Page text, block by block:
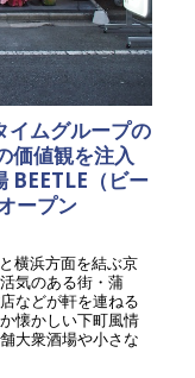
イムグループの
価値観を注入
BEETLE（ビー
ープン
横浜方面を結ぶ京
気のある街・蒲
などが軒を連ねる
懐かしい下町風情
大衆酒場や小さな